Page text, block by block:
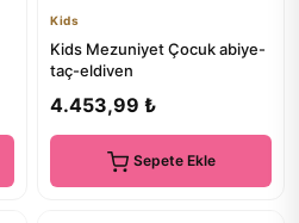
Kids
Kids Mezuniyet Çocuk abiye-
taç-eldiven
4.453,99 ₺
Sepete Ekle